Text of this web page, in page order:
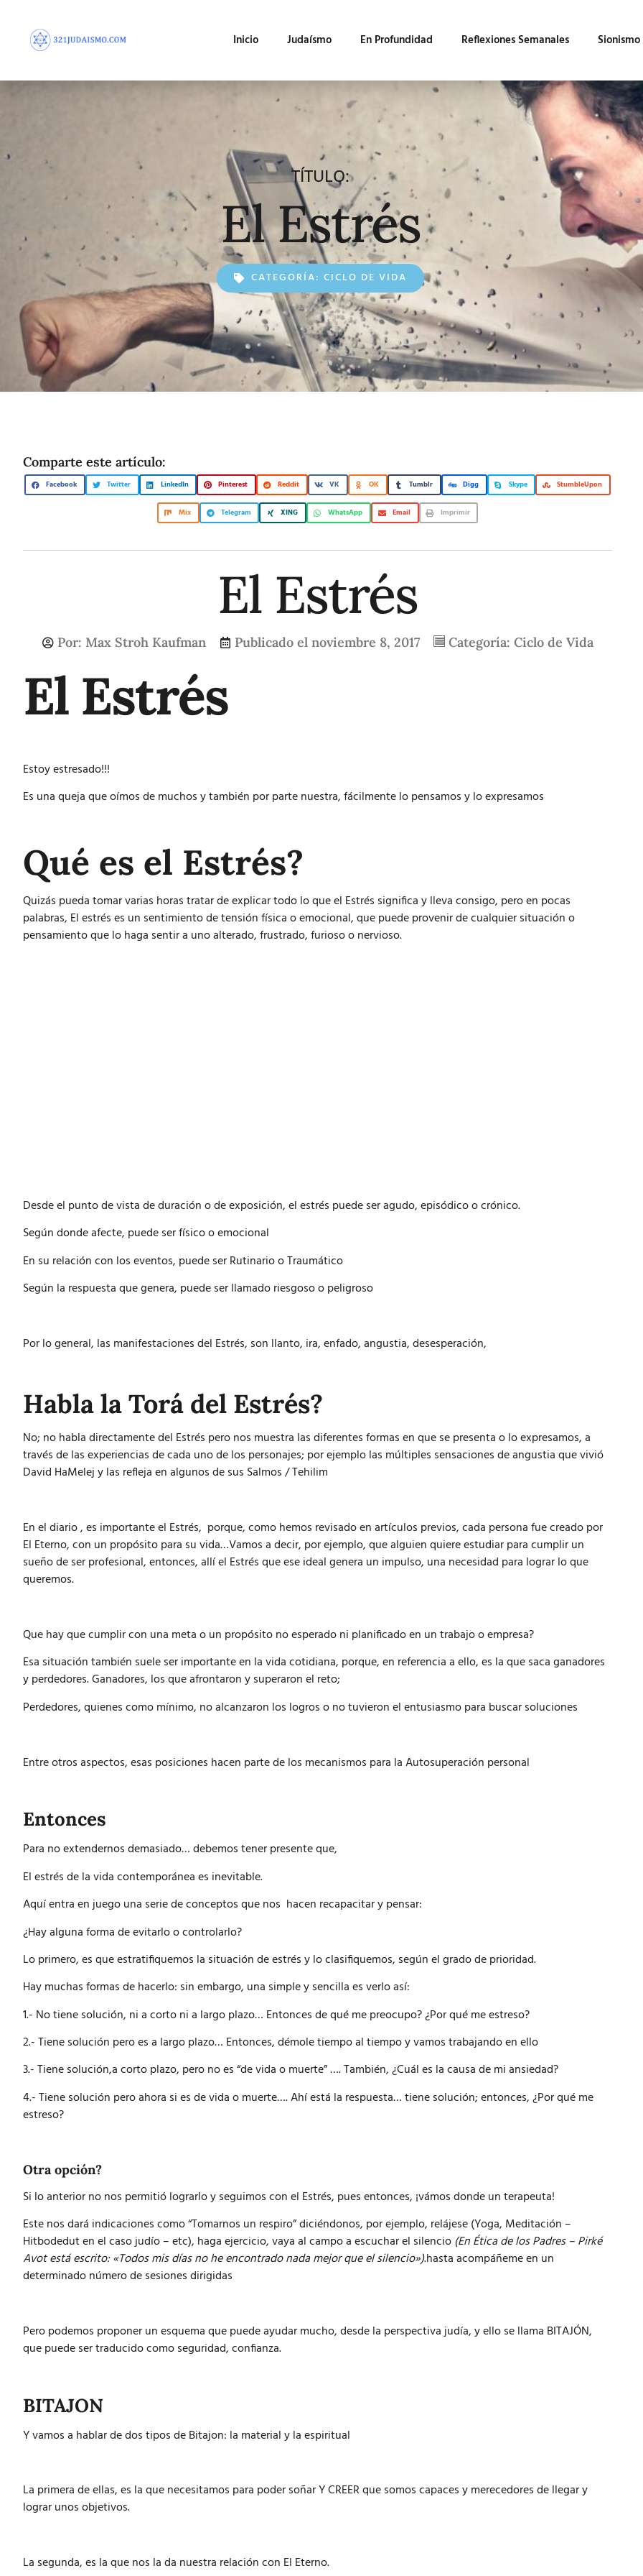
Inicio Judaísmo En Profundidad Reflexiones Semanales Sionismo
TÍTULO:
El Estrés
CATEGORÍA: CICLO DE VIDA
Comparte este artículo:
Facebook Twitter LinkedIn Pinterest Reddit VK OK Tumblr Digg Skype StumbleUpon
Mix Telegram XING WhatsApp Email Imprimir
El Estrés
Por: Max Stroh Kaufman Publicado el noviembre 8, 2017 Categoría: Ciclo de Vida
El Estrés
Estoy estresado!!!
Es una queja que oímos de muchos y también por parte nuestra, fácilmente lo pensamos y lo expresamos
Qué es el Estrés?
Quizás pueda tomar varias horas tratar de explicar todo lo que el Estrés significa y lleva consigo, pero en pocas
palabras, El estrés es un sentimiento de tensión física o emocional, que puede provenir de cualquier situación o
pensamiento que lo haga sentir a uno alterado, frustrado, furioso o nervioso.
Desde el punto de vista de duración o de exposición, el estrés puede ser agudo, episódico o crónico.
Según donde afecte, puede ser físico o emocional
En su relación con los eventos, puede ser Rutinario o Traumático
Según la respuesta que genera, puede ser llamado riesgoso o peligroso
Por lo general, las manifestaciones del Estrés, son llanto, ira, enfado, angustia, desesperación,
Habla la Torá del Estrés?
No; no habla directamente del Estrés pero nos muestra las diferentes formas en que se presenta o lo expresamos, a
través de las experiencias de cada uno de los personajes; por ejemplo las múltiples sensaciones de angustia que vivió
David HaMelej y las refleja en algunos de sus Salmos / Tehilim
En el diario , es importante el Estrés, porque, como hemos revisado en artículos previos, cada persona fue creado por
El Eterno, con un propósito para su vida…Vamos a decir, por ejemplo, que alguien quiere estudiar para cumplir un
sueño de ser profesional, entonces, allí el Estrés que ese ideal genera un impulso, una necesidad para lograr lo que
queremos.
Que hay que cumplir con una meta o un propósito no esperado ni planificado en un trabajo o empresa?
Esa situación también suele ser importante en la vida cotidiana, porque, en referencia a ello, es la que saca ganadores
y perdedores. Ganadores, los que afrontaron y superaron el reto;
Perdedores, quienes como mínimo, no alcanzaron los logros o no tuvieron el entusiasmo para buscar soluciones
Entre otros aspectos, esas posiciones hacen parte de los mecanismos para la Autosuperación personal
Entonces
Para no extendernos demasiado… debemos tener presente que,
El estrés de la vida contemporánea es inevitable.
Aquí entra en juego una serie de conceptos que nos hacen recapacitar y pensar:
¿Hay alguna forma de evitarlo o controlarlo?
Lo primero, es que estratifiquemos la situación de estrés y lo clasifiquemos, según el grado de prioridad.
Hay muchas formas de hacerlo: sin embargo, una simple y sencilla es verlo así:
1.- No tiene solución, ni a corto ni a largo plazo… Entonces de qué me preocupo? ¿Por qué me estreso?
2.- Tiene solución pero es a largo plazo… Entonces, démole tiempo al tiempo y vamos trabajando en ello
3.- Tiene solución,a corto plazo, pero no es “de vida o muerte” …. También, ¿Cuál es la causa de mi ansiedad?
4.- Tiene solución pero ahora si es de vida o muerte…. Ahí está la respuesta… tiene solución; entonces, ¿Por qué me
estreso?
Otra opción?
Si lo anterior no nos permitió lograrlo y seguimos con el Estrés, pues entonces, ¡vámos donde un terapeuta!
Este nos dará indicaciones como “Tomarnos un respiro” diciéndonos, por ejemplo, relájese (Yoga, Meditación –
Hitbodedut en el caso judío – etc), haga ejercicio, vaya al campo a escuchar el silencio(En Ética de los Padres – Pirké
Avot está escrito: «Todos mis días no he encontrado nada mejor que el silencio»).hasta acompáñeme en un
determinado número de sesiones dirigidas
Pero podemos proponer un esquema que puede ayudar mucho, desde la perspectiva judía, y ello se llama BITAJÓN,
que puede ser traducido como seguridad, confianza.
BITAJON
Y vamos a hablar de dos tipos de Bitajon: la material y la espiritual
La primera de ellas, es la que necesitamos para poder soñar Y CREER que somos capaces y merecedores de llegar y
lograr unos objetivos.
La segunda, es la que nos la da nuestra relación con El Eterno.